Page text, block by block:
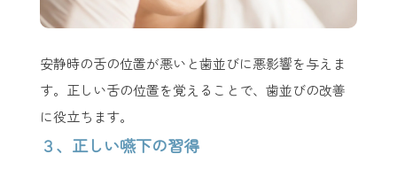
安静時の舌の位置が悪いと歯並びに悪影響を与えま
す。正しい舌の位置を覚えることで、歯並びの改善
に役立ちます。
３、正しい嚥下の習得